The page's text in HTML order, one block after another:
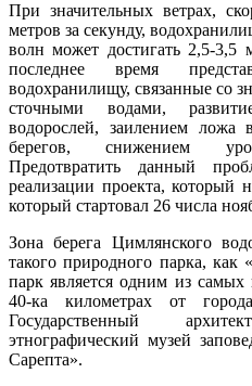
При значительных ветрах,
метров за секунду,
волн может достигать 2,5-3,5
последнее время
водохранилищу, связанные со
сточными водами,
водорослей, заилением ложа
берегов, снижением
Предотвратить данный
реализации проекта, который
который стартовал 26 числа
Зона берега Цимлянского
такого природного парка,
парк является одним из
40-ка километрах от
Государственный
этнографический музей
Сарепта».